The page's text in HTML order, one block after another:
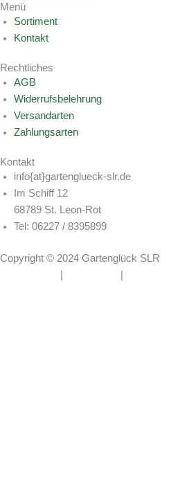
Menü
Sortiment
Kontakt
Rechtliches
AGB
Widerrufsbelehrung
Versandarten
Zahlungsarten
Kontakt
info{at}gartenglueck-slr.de
Im Schiff 12
68789 St. Leon-Rot
Tel: 06227 / 8395899
Copyright © 2024 Gartenglück SLR